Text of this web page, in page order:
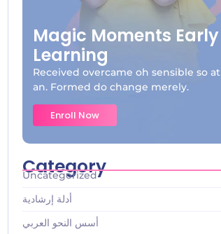
Magic Moments Early
Learning
Received overcame oh sensible so at
an. Formed do change merely.
Enroll Now
Category
Uncategorized
أدلة إرشادية
أسس النحو العربي